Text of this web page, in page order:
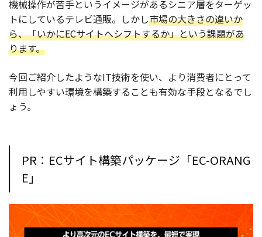
機械操作が苦手というイメージがあるシニア層をターゲッ
トにしているテレビ通販。しかし市場の大きさの違いか
ら、「いかにECサイトへシフトするか」という課題があ
ります。
今回ご紹介したようなIT技術を使い、より消費者にとって
利用しやすい環境を構築することも有効な手段となるでし
ょう。
PR：ECサイト構築パッケージ「EC-ORANG
E」